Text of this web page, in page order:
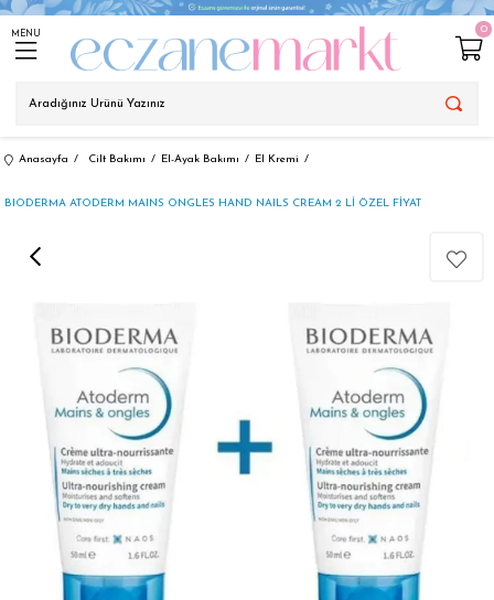
MENU 0
Anasayfa Cilt Bakımı El-Ayak Bakımı El Kremi
BIODERMA ATODERM MAINS ONGLES HAND NAILS CREAM 2 Lİ ÖZEL FİYAT